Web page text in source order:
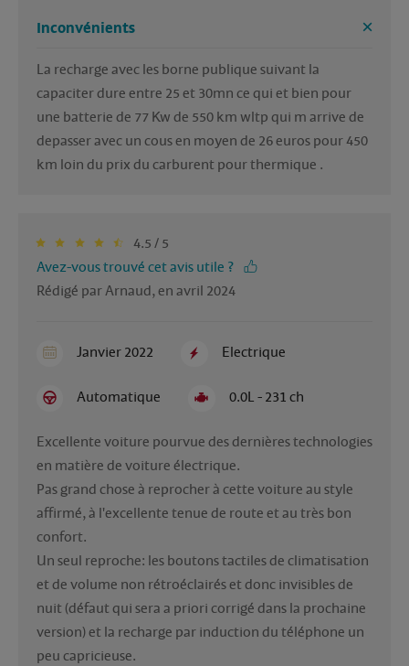
Inconvénients
La recharge avec les borne publique suivant la
capaciter dure entre 25 et 30mn ce qui et bien pour
une batterie de 77 Kw de 550 km wltp qui m arrive de
depasser avec un cous en moyen de 26 euros pour 450
km loin du prix du carburent pour thermique .
4.5 / 5
Avez-vous trouvé cet avis utile ?
Rédigé par Arnaud, en avril 2024
Janvier 2022 Electrique
Automatique 0.0L - 231 ch
Excellente voiture pourvue des dernières technologies
en matière de voiture électrique.
Pas grand chose à reprocher à cette voiture au style
affirmé, à l'excellente tenue de route et au très bon
confort.
Un seul reproche: les boutons tactiles de climatisation
et de volume non rétroéclairés et donc invisibles de
nuit (défaut qui sera a priori corrigé dans la prochaine
version) et la recharge par induction du téléphone un
peu capricieuse.